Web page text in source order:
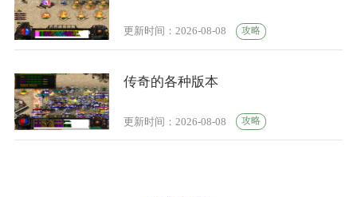
更新时间：2026-08-08 攻略
传奇的各种版本
更新时间：2026-08-08 攻略